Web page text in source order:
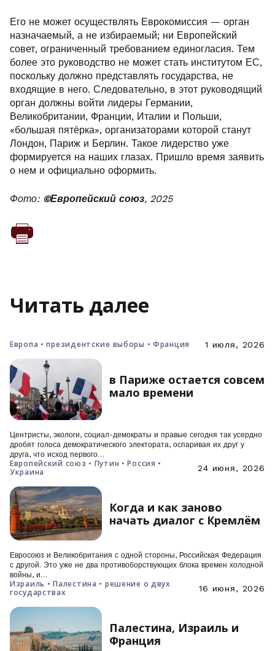
Его не может осуществлять Еврокомиссия — орган
назначаемый, а не избираемый; ни Европейский
совет, ограниченный требованием единогласия. Тем
более это руководство не может стать институтом ЕС,
поскольку должно представлять государства, не
входящие в него. Следовательно, в этот руководящий
орган должны войти лидеры Германии,
Великобритании, Франции, Италии и Польши,
«большая пятёрка», организаторами которой станут
Лондон, Париж и Берлин. Такое лидерство уже
формируется на наших глазах. Пришло время заявить
о нем и официально оформить.
Фото: ©Европейский союз, 2025
Читать далее
Европа • президентские выборы • Франция 1 июля, 2026
в Париже остается совсем
мало времени
Центристы, экологи, социал-демократы и правые сегодня так усердно
дробят голоса демократического электората, оспаривая их друг у
друга, что исход первого…
Европейский союз • Путин • Россия •
Украина
24 июня, 2026
Когда и как заново
начать диалог с Кремлём
Евросоюз и Великобритания с одной стороны, Российская Федерация
с другой. Это уже не два противоборствующих блока времен холодной
войны, и…
Израиль • Палестина • решение о двух
государствах
16 июня, 2026
Палестина, Израиль и
Франция